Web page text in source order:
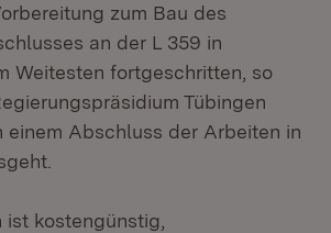
zum Bau des
an der L 359 in
Weitesten fortgeschritten, so
Tübingen
einem Abschluss der Arbeiten in
ist kostengünstig,